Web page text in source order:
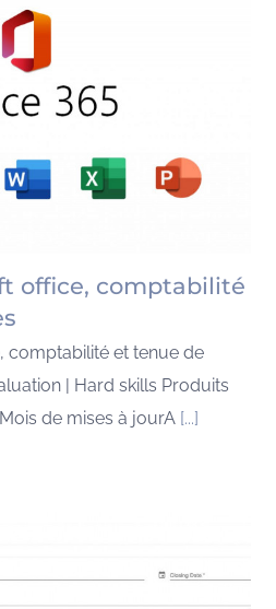
office, comptabilité
comptabilité et tenue de
| Hard skills Produits
de mises à jourA [...]